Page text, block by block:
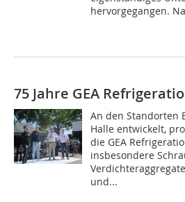
hervorgegangen.
75 Jahre GEA
An den Standorten
Halle entwickelt,
die GEA
insbesondere
und...